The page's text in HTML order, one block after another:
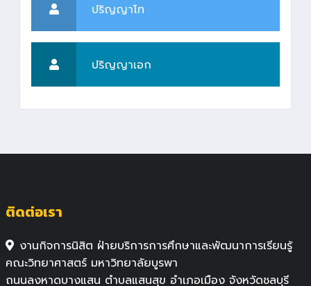
ปริญญาโท
ปริญญาเอก
ติดต่อเรา
งานกิจการนิสิต ฝ่ายบริการการศึกษาและพัฒนาการเรียนรู้
คณะวิทยาศาสตร์ มหาวิทยาลัยบูรพา
ถนนลงหาดบางแสน ตำบลแสนสุข อำเภอเมือง จังหวัดชลบุรี